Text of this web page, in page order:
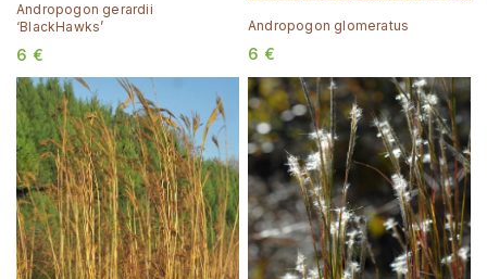
Andropogon gerardii
‘BlackHawks’
6 €
Andropogon glomeratus
6 €